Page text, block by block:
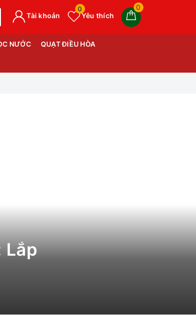
0
Yêu thích
0
Tài khoản
NƯỚC QUẠT ĐIỀU HÒA
Lắp